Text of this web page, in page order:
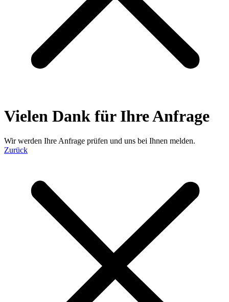
Vielen Dank für Ihre Anfrage
Wir werden Ihre Anfrage prüfen und uns bei Ihnen melden.
Zurück